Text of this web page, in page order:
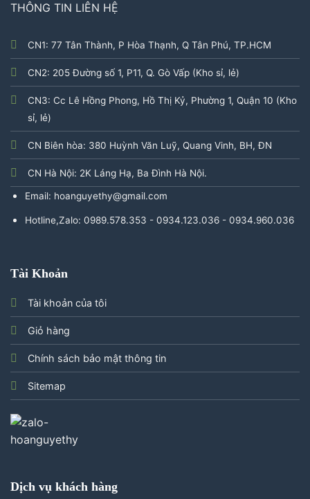
THÔNG TIN LIÊN HỆ
CN1: 77 Tân Thành, P Hòa Thạnh, Q Tân Phú, TP.HCM
CN2: 205 Đường số 1, P11, Q. Gò Vấp (Kho sỉ, lẻ)
CN3: Cc Lê Hồng Phong, Hồ Thị Kỷ, Phường 1, Quận 10 (Kho
sỉ, lẻ)
CN Biên hòa: 380 Huỳnh Văn Luỹ, Quang Vinh, BH, ĐN
CN Hà Nội: 2K Láng Hạ, Ba Đình Hà Nội.
Email: hoanguyethy@gmail.com
Hotline,Zalo: 0989.578.353 - 0934.123.036 - 0934.960.036
Tài Khoản
Tài khoản của tôi
Giỏ hàng
Chính sách bảo mật thông tin
Sitemap
Dịch vụ khách hàng